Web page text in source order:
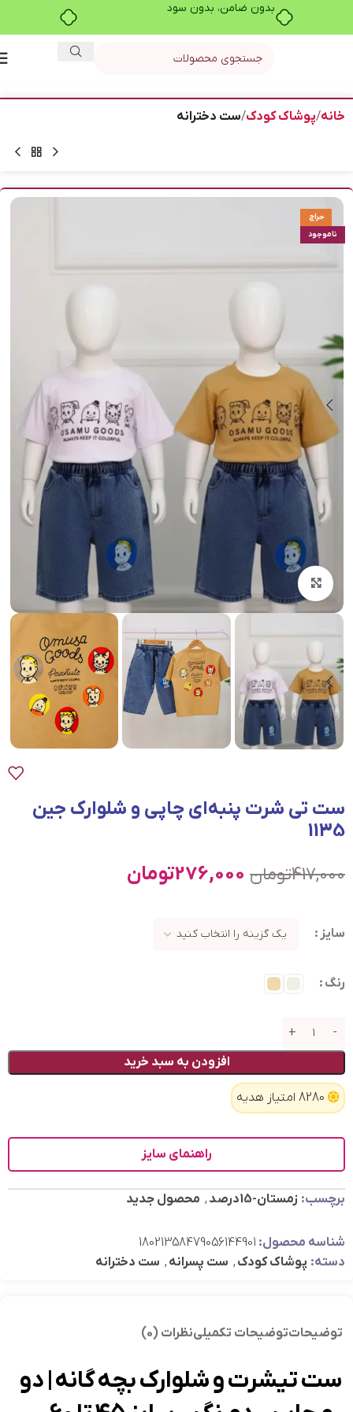
بدون ضامن، بدون سود
خانه پوشاک کودک ست دخترانه
حراج
ناموجود
بزرگنمایی تصویر
ست تی شرت پنبه‌ای چاپی و شلوارک جین
1135
417,000تومان 276,000تومان
سایز
رنگ
افزودن به سبد خرید
8280 امتیاز هدیه
راهنمای سایز
برچسب: زمستان-15درصد , محصول جدید
شناسه محصول: 18021358479056144901
دسته: پوشاک کودک , ست پسرانه , ست دخترانه
توضیحاتتوضیحات تکمیلینظرات (0)
ست تیشرت و شلوارک بچه گانه | دو